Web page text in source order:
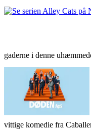
gaderne i denne
vittige komedie fra